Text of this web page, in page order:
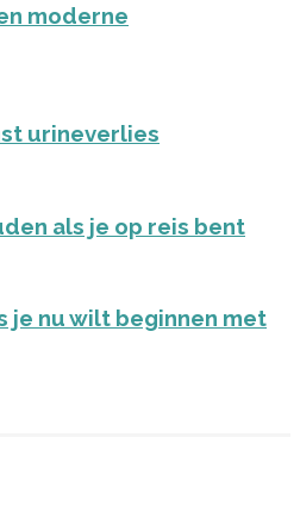
moderne
urineverlies
als je op reis bent
je nu wilt beginnen met